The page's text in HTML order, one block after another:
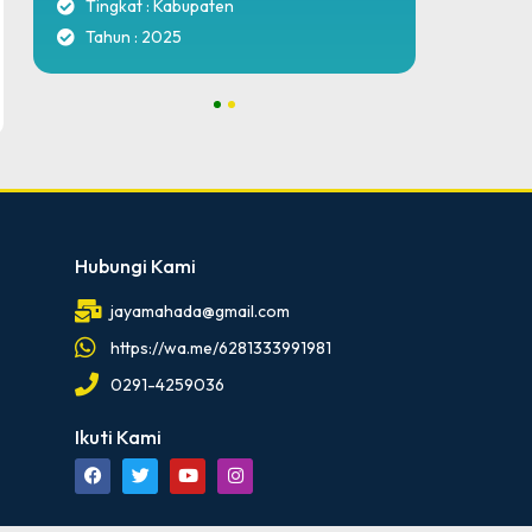
Tingkat : Kabupaten
Tahun : 2025
Hubungi Kami
jayamahada@gmail.com
https://wa.me/6281333991981
0291-4259036
Ikuti Kami